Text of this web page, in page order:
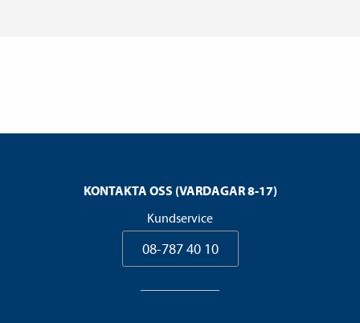
KONTAKTA OSS (VARDAGAR 8-17)
Kundservice
08-787 40 10